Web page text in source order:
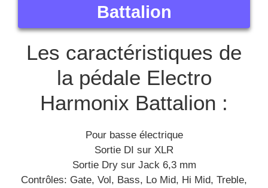
Battalion
Les caractéristiques de
la pédale Electro
Harmonix Battalion :
Pour basse électrique
Sortie DI sur XLR
Sortie Dry sur Jack 6,3 mm
Contrôles: Gate, Vol, Bass, Lo Mid, Hi Mid, Treble,